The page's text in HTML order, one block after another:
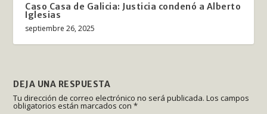
Caso Casa de Galicia: Justicia condenó a Alberto
Iglesias
septiembre 26, 2025
DEJA UNA RESPUESTA
Tu dirección de correo electrónico no será publicada. Los campos
obligatorios están marcados con*